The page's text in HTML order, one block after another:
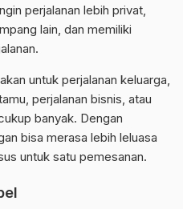
perjalanan lebih privat,
lain, dan memiliki
untuk perjalanan keluarga,
perjalanan bisnis, atau
banyak. Dengan
bisa merasa lebih leluasa
untuk satu pemesanan.